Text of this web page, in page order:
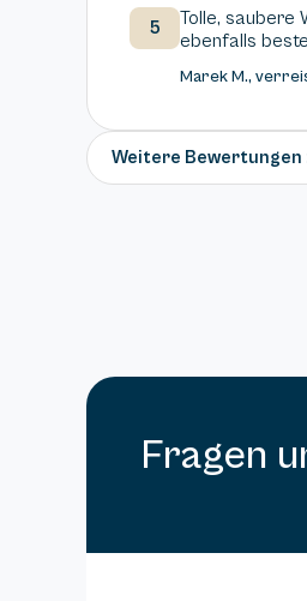
5
Tolle, saubere
ebenfalls
Marek M.,
Weitere Bewertungen
Fragen